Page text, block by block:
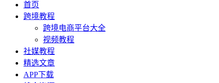
首页
跨境教程
跨境电商平台大全
视频教程
社媒教程
精选文章
APP下载